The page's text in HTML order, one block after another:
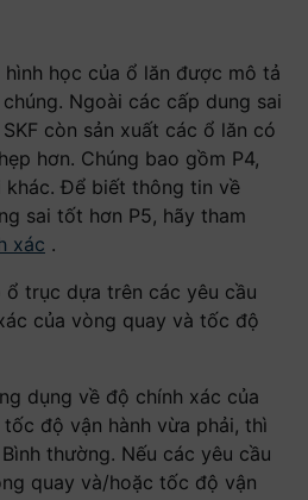
học của ổ lăn được mô tả
Ngoài các cấp dung sai
còn sản xuất các ổ lăn có
hơn. Chúng bao gồm P4,
khác. Để biết thông tin về
sai tốt hơn P5, hãy tham
xác .
ổ trục dựa trên các yêu cầu
của vòng quay và tốc độ
dụng về độ chính xác của
độ vận hành vừa phải, thì
thường. Nếu các yêu cầu
quay và/hoặc tốc độ vận